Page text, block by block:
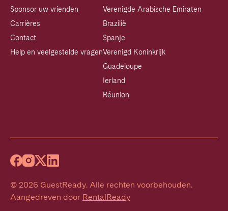
Sponsor uw vrienden
Carrières
Contact
Help en veelgestelde vragen
Verenigde Arabische Emiraten
Brazilië
Spanje
Verenigd Koninkrijk
Guadeloupe
Ierland
Réunion
© 2026 GuestReady. Alle rechten voorbehouden.
Aangedreven door RentalReady